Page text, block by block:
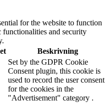
for the website to function
functionalities and security
Beskrivning
Set by the GDPR Cookie
Consent plugin, this cookie is
used to record the user consent
for the cookies in the
"Advertisement" category .